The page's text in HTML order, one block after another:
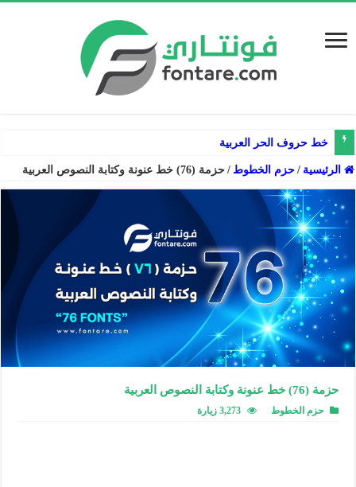
خط حروف الحر العربية
الرئيسية / حزم الخطوط / حزمة (76) خط عنونة وكتابة النصوص العربية
حزمة (76) خط عنونة وكتابة النصوص العربية
حزم الخطوط 3,273 زيارة